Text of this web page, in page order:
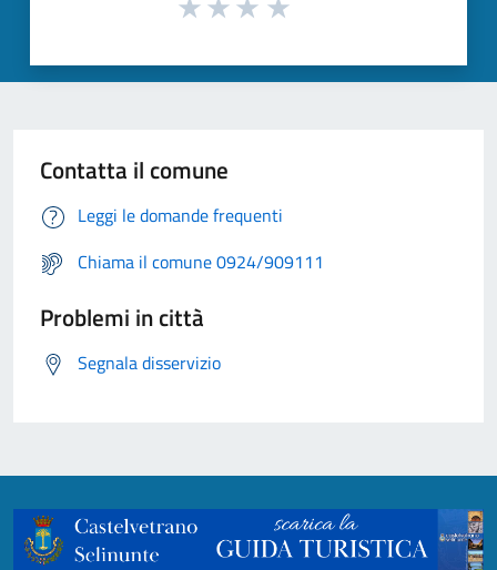
Contatta il comune
Leggi le domande frequenti
Chiama il comune 0924/909111
Problemi in città
Segnala disservizio